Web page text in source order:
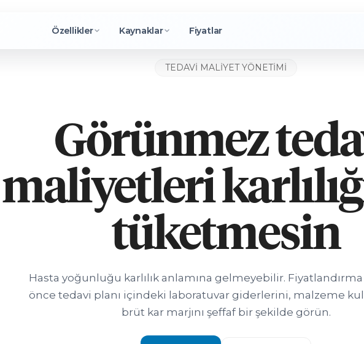
Özellikler Kaynaklar Fiyatlar
TEDAVI MALIYET YÖNETIMI
Görünmez
maliyetleri
tüketmesin
Hasta yoğunluğu karlılık anlamına gelmeyebilir.
önce tedavi planı içindeki laboratuvar giderlerini, malzeme
brüt kar marjını şeffaf bir şekilde görün.